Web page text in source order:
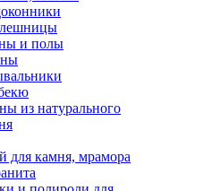
и полы
из натурального
для камня, мрамора